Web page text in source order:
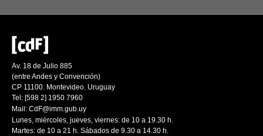
Av. 18 de Julio 885
(entre Andes y Convención)
CP 11100. Montevideo. Uruguay
Tel: [598 2] 1950 7960
Mail: CdF@imm.gub.uy
Lunes, miércoles, jueves, viernes: de 10 a 19.30 h.
Martes: de 10 a 21 h. Sábados de 9.30 a 14.30 h.